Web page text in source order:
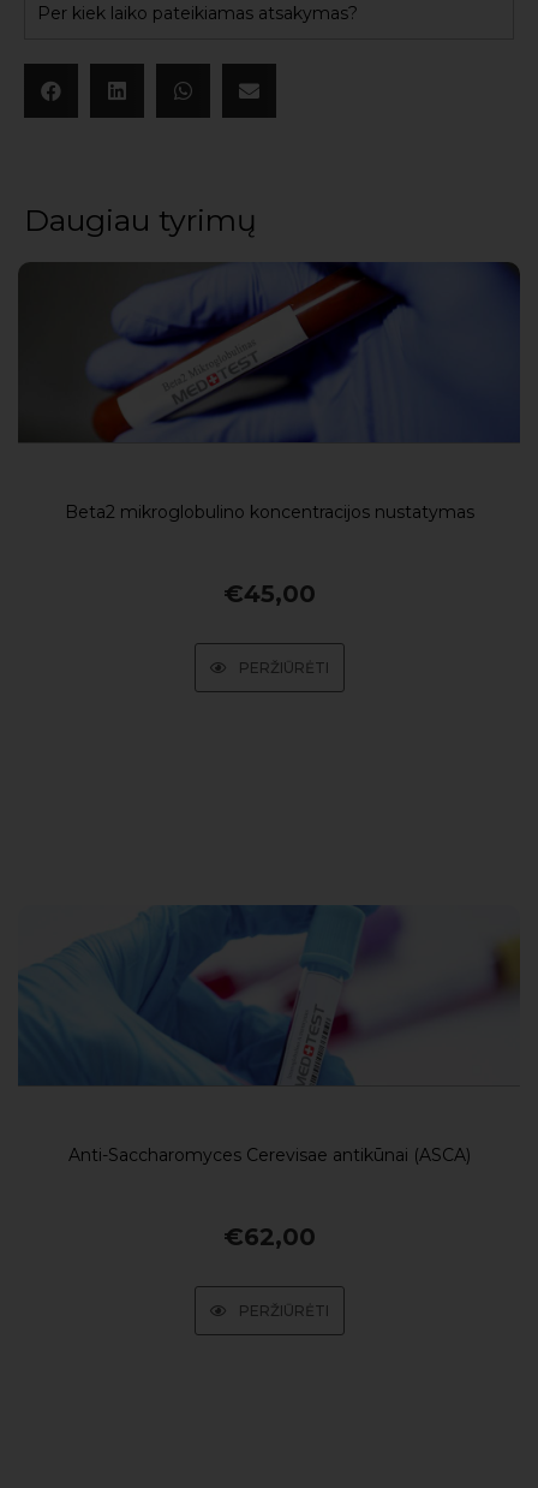
Per kiek laiko pateikiamas atsakymas?
Daugiau tyrimų
Beta2 mikroglobulino koncentracijos nustatymas
€45,00
PERŽIŪRĖTI
Anti-Saccharomyces Cerevisae antikūnai (ASCA)
€62,00
PERŽIŪRĖTI